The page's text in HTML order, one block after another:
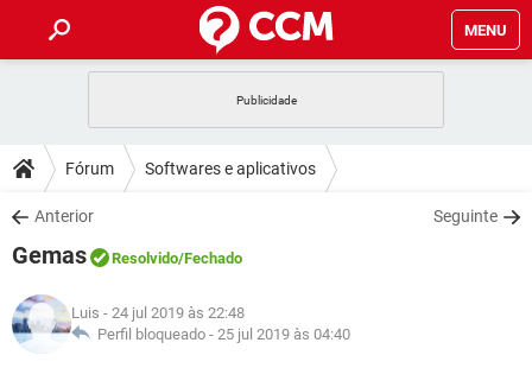
MENU
CELULAR FACEBOOK
OUTLOOK
INSTAGRAM
GUIA DE COMPRAS
DICAS
JOGOS WHATSAPP
INSTAGRAM
GUIA DE COMPRAS
DOWNLOADS
JOGOS
CELULAR
OUTLOOK EXCEL
JOGOS
CELULAR
GLOSSÁRIO
Fórum Softwares e aplicativos
Anterior Seguinte
Gemas Resolvido/Fechado
Luis - 24 jul 2019 às 22:48
Perfil bloqueado - 25 jul 2019 às 04:40